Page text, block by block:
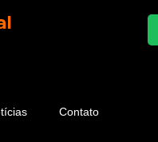
Contato